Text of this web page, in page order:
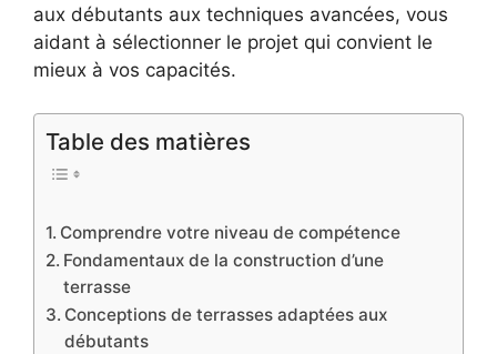
aux débutants aux techniques avancées, vous
aidant à sélectionner le projet qui convient le
mieux à vos capacités.
Table des matières
Comprendre votre niveau de compétence
Fondamentaux de la construction d’une
terrasse
Conceptions de terrasses adaptées aux
débutants